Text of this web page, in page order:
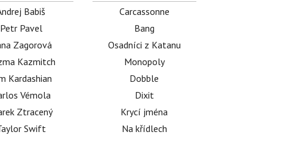
Babiš
Petr Pavel
Zagorová
Kazmitch
Kardashian
Vémola
Ztracený
Swift
Carcassonne
Bang
Osadníci z Katanu
Monopoly
Dobble
Dixit
Krycí jména
Na křídlech